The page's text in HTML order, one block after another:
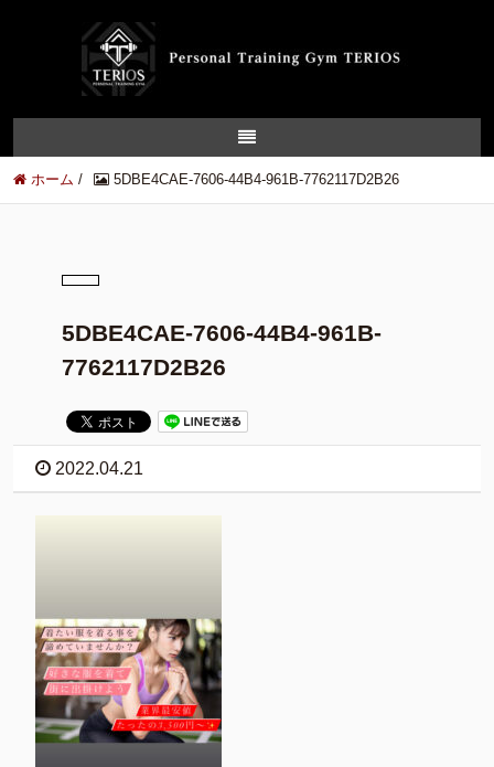
ホーム / 5DBE4CAE-7606-44B4-961B-7762117D2B26
5DBE4CAE-7606-44B4-961B-
7762117D2B26
2022.04.21